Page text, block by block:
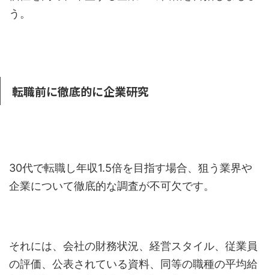
う。
転職前に徹底的に企業研究
30代で転職し年収1.5倍を目指す場合、狙う業界や
企業について徹底的な調査が不可欠です。
それには、会社の財務状況、経営スタイル、従業員
の評価、公表されている資料、同等の職種の平均給